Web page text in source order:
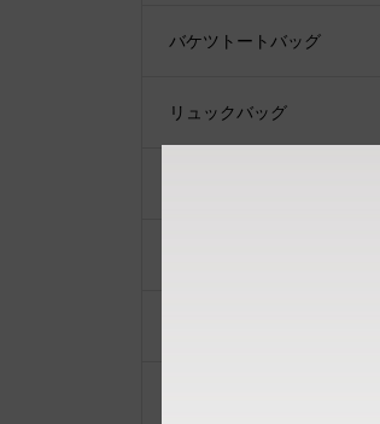
バケツトートバッグ
リュックバッグ